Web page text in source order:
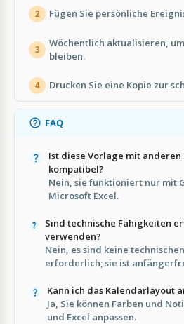
2 Fügen Sie persönliche
3
Wöchentlich aktualisieren,
bleiben.
4 Drucken Sie eine Kopie zur
FAQ
Ist diese Vorlage mit
kompatibel?
Nein, sie funktioniert nur mit
Microsoft Excel.
Sind technische Fähigkeiten
verwenden?
Nein, es sind keine
erforderlich; sie ist
Kann ich das Kalendarlayout
Ja, Sie können Farben und
und Excel anpassen.